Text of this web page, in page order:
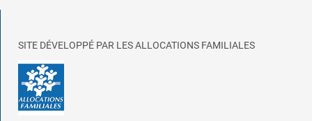
SITE DÉVELOPPÉ PAR LES ALLOCATIONS FAMILIALES